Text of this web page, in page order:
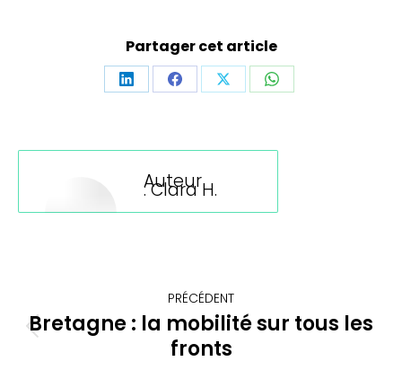
Partager cet article
PartagerPartagerPartagerPartager
Auteur
:Clara H.
Navigation
article PRÉCÉDENT
Article
précédent
Bretagne : la mobilité sur tous les
fronts